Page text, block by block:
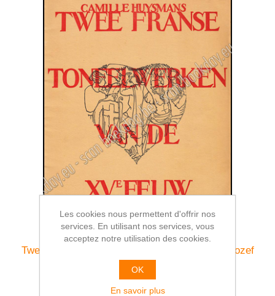
Twee franse toneelwerken van de XVe eeuw. Jozef
Cantré
€90,00
Les cookies nous permettent d'offrir nos
services. En utilisant nos services, vous
acceptez notre utilisation des cookies.
OK
En savoir plus